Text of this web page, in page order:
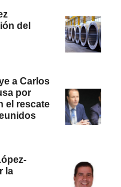
del
a Carlos
por
el rescate
la